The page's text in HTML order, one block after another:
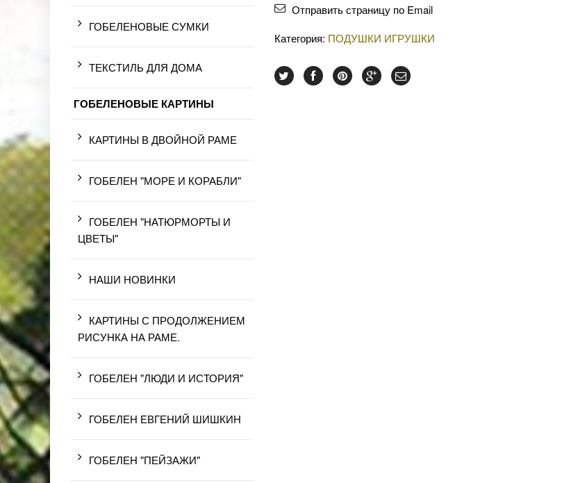
Отправить страницу по Email
Категория: ПОДУШКИ ИГРУШКИ
ГОБЕЛЕНОВЫЕ СУМКИ
ТЕКСТИЛЬ ДЛЯ ДОМА
ГОБЕЛЕНОВЫЕ КАРТИНЫ
КАРТИНЫ В ДВОЙНОЙ РАМЕ
ГОБЕЛЕН "МОРЕ И КОРАБЛИ"
ГОБЕЛЕН "НАТЮРМОРТЫ И
ЦВЕТЫ"
НАШИ НОВИНКИ
КАРТИНЫ С ПРОДОЛЖЕНИЕМ
РИСУНКА НА РАМЕ.
ГОБЕЛЕН "ЛЮДИ И ИСТОРИЯ"
ГОБЕЛЕН ЕВГЕНИЙ ШИШКИН
ГОБЕЛЕН "ПЕЙЗАЖИ"